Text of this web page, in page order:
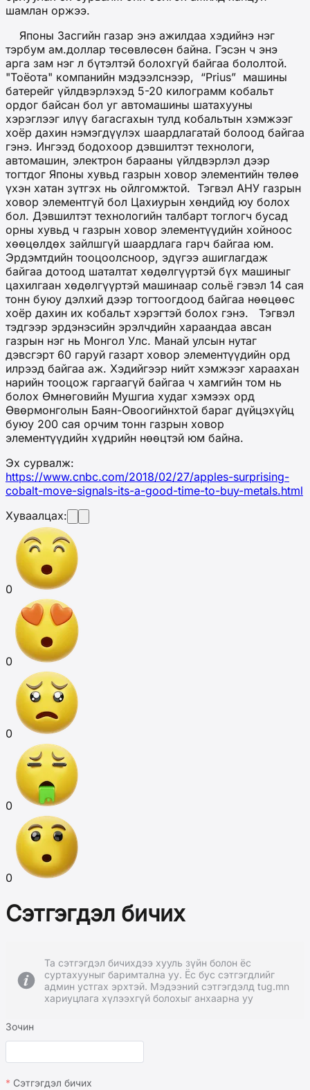
шамлан оржээ.
Японы Засгийн газар энэ ажилдаа хэдийнэ нэг
тэрбум ам.доллар төсөвлөсөн байна. Гэсэн ч энэ
арга зам нэг л бүтэлтэй болохгүй байгаа бололтой.
"Тоёота" компанийн мэдээлснээр, “Prius” машины
батерейг үйлдвэрлэхэд 5-20 килограмм кобальт
ордог байсан бол уг автомашины шатахууны
хэрэглээг илүү багасгахын тулд кобальтын хэмжээг
хоёр дахин нэмэгдүүлэх шаардлагатай болоод байгаа
гэнэ. Ингээд бодохоор дэвшилтэт технологи,
автомашин, электрон барааны үйлдвэрлэл дээр
тогтдог Японы хувьд газрын ховор элементийн төлөө
үхэн хатан зүтгэх нь ойлгомжтой. Тэгвэл АНУ газрын
ховор элементгүй бол Цахиурын хөндийд юу болох
бол. Дэвшилтэт технологийн талбарт тоглогч бусад
орны хувьд ч газрын ховор элементүүдийн хойноос
хөөцөлдөх зайлшгүй шаардлага гарч байгаа юм.
Эрдэмтдийн тооцоолсноор, эдүгээ ашиглагдаж
байгаа дотоод шаталтат хөдөлгүүртэй бүх машиныг
цахилгаан хөдөлгүүртэй машинаар сольё гэвэл 14 сая
тонн буюу дэлхий дээр тогтоогдоод байгаа нөөцөөс
хоёр дахин их кобальт хэрэгтэй болох гэнэ. Тэгвэл
тэдгээр эрдэнэсийн эрэлчдийн хараандаа авсан
газрын нэг нь Монгол Улс. Манай улсын нутаг
дэвсгэрт 60 гаруй газарт ховор элементүүдийн орд
илрээд байгаа аж. Хэдийгээр нийт хэмжээг хараахан
нарийн тооцож гаргаагүй байгаа ч хамгийн том нь
болох Өмнөговийн Мушгиа худаг хэмээх орд
Өвөрмонголын Баян-Овоогийнхтой бараг дүйцэхүйц
буюу 200 сая орчим тонн газрын ховор
элементүүдийн хүдрийн нөөцтэй юм байна.
Эх сурвалж:
https://www.cnbc.com/2018/02/27/apples-surprising-
cobalt-move-signals-its-a-good-time-to-buy-metals.html
Хуваалцах:
0
0
0
0
0
Сэтгэгдэл бичих
Та сэтгэгдэл бичихдээ хууль зүйн болон ёс
суртахууныг баримтална уу. Ёс бус сэтгэгдлийг
админ устгах эрхтэй. Мэдээний сэтгэгдэлд tug.mn
хариуцлага хүлээхгүй болохыг анхаарна уу
Зочин
Сэтгэгдэл бичих